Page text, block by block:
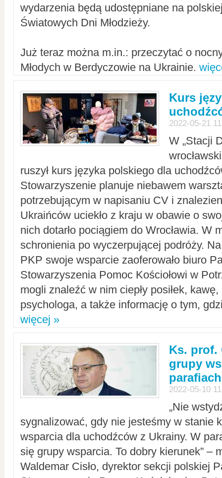
wydarzenia będą udostępniane na
Światowych Dni Młodzieży.
Już teraz można m.in.: przeczytać o
Młodych w Berdyczowie na Ukrainie.
Kurs
2022-05-21
W „Stacji
ruszył kurs języka polskiego dla
Stowarzyszenie planuje niebawem
potrzebującym w napisaniu CV i
Ukraińców uciekło z kraju w obawie o
nich dotarło pociągiem do Wrocławia. W
schronienia po wyczerpującej podróży.
PKP swoje wsparcie zaoferowało biuro
Stowarzyszenia Pomoc Kościołowi w
mogli znaleźć w nim ciepły posiłek,
psychologa, a także informację o tym,
więcej »
Ks. prof.
grupy
parafiach
2022-05-10
„Nie
sygnalizować, gdy nie jesteśmy w stanie
wsparcia dla uchodźców z Ukrainy. W
się grupy wsparcia. To dobry kierunek” –
Waldemar Cisło, dyrektor sekcji polskiej